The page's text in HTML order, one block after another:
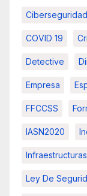
Ciberseguridad
COVID 19
Detective
Empresa
FFCCSS
IASN2020
Ley De